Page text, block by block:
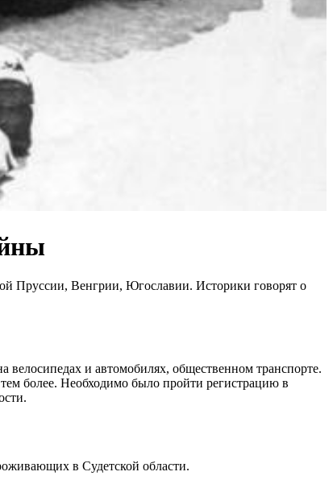
Пруссии, Венгрии, Югославии. Историки говорят о
и автомобилях, общественном транспорте.
более. Необходимо было пройти регистрацию в
в Судетской области.